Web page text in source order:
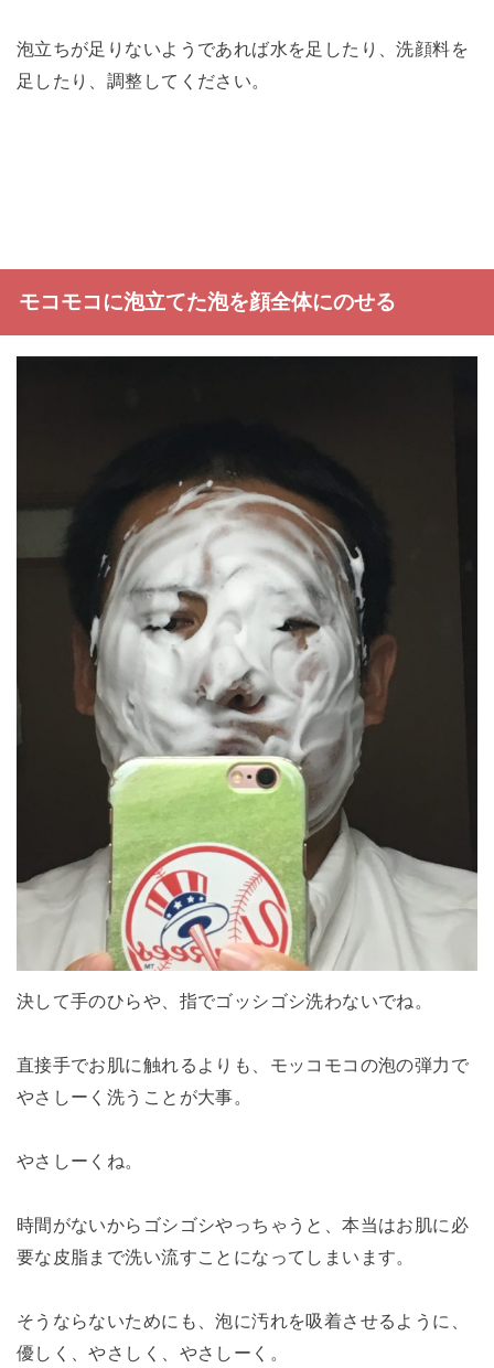
泡立ちが足りないようであれば水を足したり、洗顔料を
足したり、調整してください。
モコモコに泡立てた泡を顔全体にのせる
決して手のひらや、指でゴッシゴシ洗わないでね。
直接手でお肌に触れるよりも、モッコモコの泡の弾力で
やさしーく洗うことが大事。
やさしーくね。
時間がないからゴシゴシやっちゃうと、本当はお肌に必
要な皮脂まで洗い流すことになってしまいます。
そうならないためにも、泡に汚れを吸着させるように、
優しく、やさしく、やさしーく。